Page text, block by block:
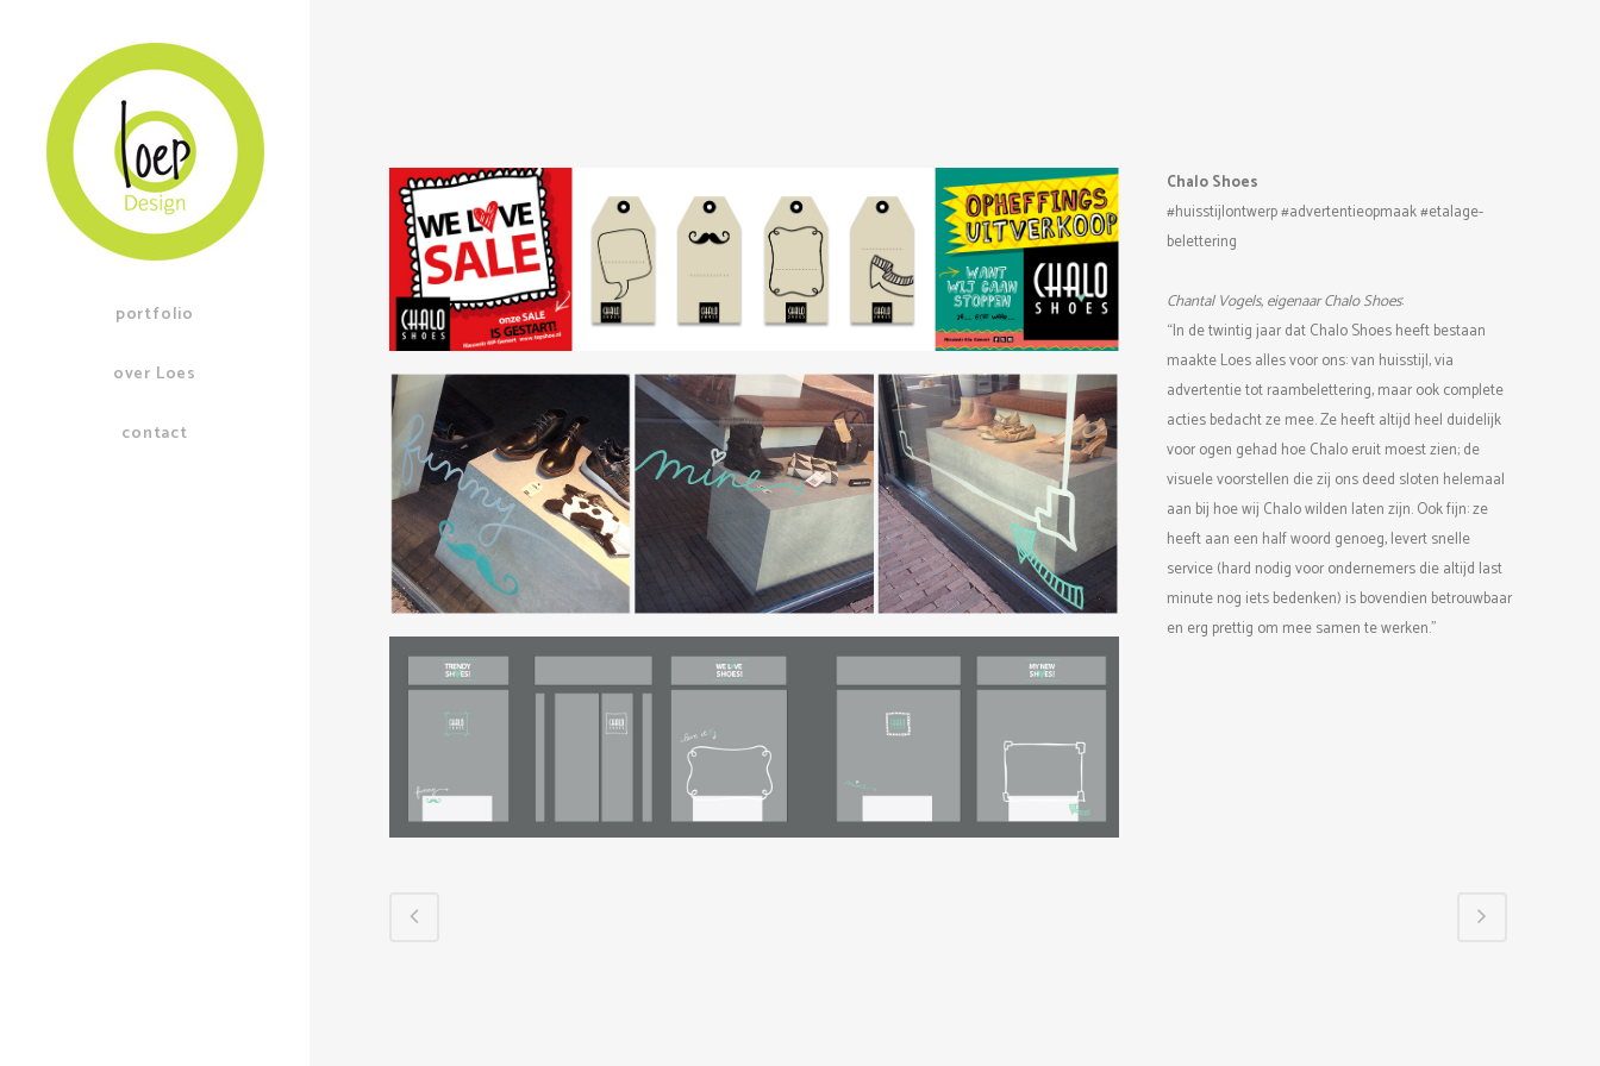
portfolio
over Loes
contact
Chalo Shoes
#huisstijlontwerp #advertentieopmaak #etalage-
belettering
Chantal Vogels, eigenaar Chalo Shoes:
“In de twintig jaar dat Chalo Shoes heeft bestaan
maakte Loes alles voor ons: van huisstijl, via
advertentie tot raambelettering, maar ook complete
acties bedacht ze mee. Ze heeft altijd heel duidelijk
voor ogen gehad hoe Chalo eruit moest zien; de
visuele voorstellen die zij ons deed sloten helemaal
aan bij hoe wij Chalo wilden laten zijn. Ook fijn: ze
heeft aan een half woord genoeg, levert snelle
service (hard nodig voor ondernemers die altijd last
minute nog iets bedenken) is bovendien betrouwbaar
en erg prettig om mee samen te werken.”